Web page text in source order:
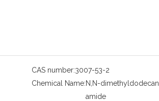
CAS number:3007-53-2
Chemical Name:N,N-dimethyldodecan
amide